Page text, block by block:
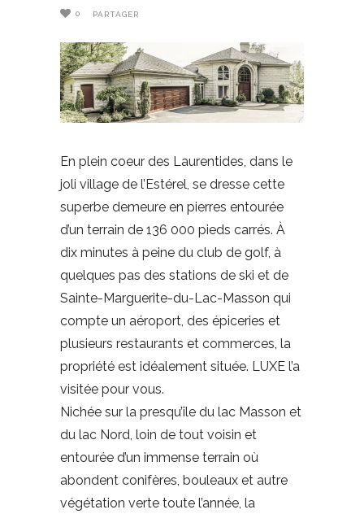
0 PARTAGER
En plein coeur des Laurentides, dans le
joli village de l’Estérel, se dresse cette
superbe demeure en pierres entourée
d’un terrain de 136 000 pieds carrés. À
dix minutes à peine du club de golf, à
quelques pas des stations de ski et de
Sainte-Marguerite-du-Lac-Masson qui
compte un aéroport, des épiceries et
plusieurs restaurants et commerces, la
propriété est idéalement située. LUXE l’a
visitée pour vous.
Nichée sur la presqu’île du lac Masson et
du lac Nord, loin de tout voisin et
entourée d’un immense terrain où
abondent conifères, bouleaux et autre
végétation verte toute l’année, la